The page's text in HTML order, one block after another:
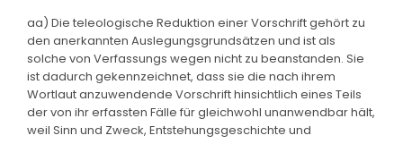
aa) Die teleologische Reduktion einer Vorschrift gehört zu
den anerkannten Auslegungsgrundsätzen und ist als
solche von Verfassungs wegen nicht zu beanstanden. Sie
ist dadurch gekennzeichnet, dass sie die nach ihrem
Wortlaut anzuwendende Vorschrift hinsichtlich eines Teils
der von ihr erfassten Fälle für gleichwohl unanwendbar hält,
weil Sinn und Zweck, Entstehungsgeschichte und